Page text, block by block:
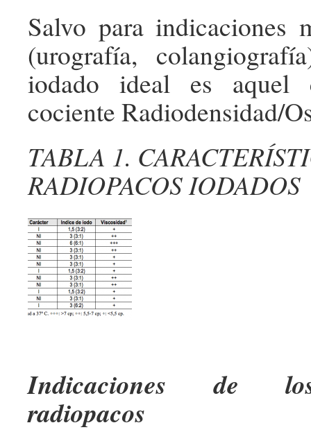
Salvo para indicaciones
(urografía,
iodado ideal es aquel
cociente Radiodensidad/
TABLA 1.
RADIOPACOS IODADOS
Indicaciones de
radiopacos